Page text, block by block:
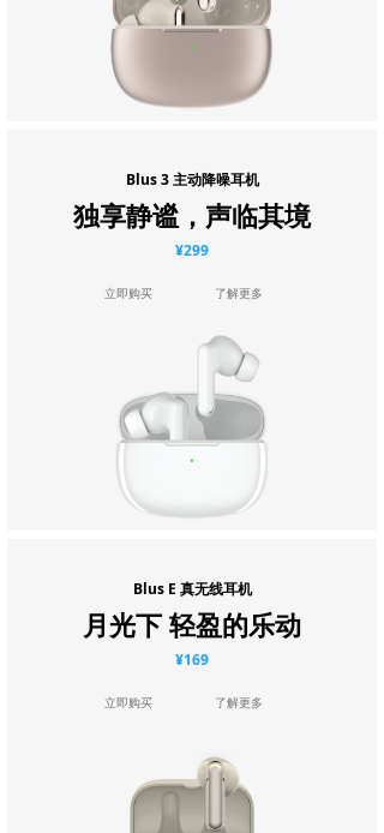
Blus E 真无线耳机
月光下 轻盈的乐动
¥169
立即购买 了解更多
Blus 3 主动降噪耳机
独享静谧，声临其境
¥299
立即购买 了解更多